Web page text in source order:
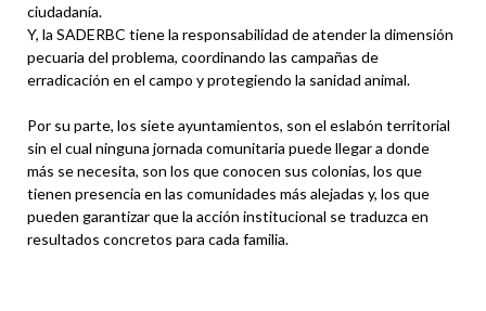
ciudadanía.
Y, la SADERBC tiene la responsabilidad de atender la dimensión
pecuaria del problema, coordinando las campañas de
erradicación en el campo y protegiendo la sanidad animal.
Por su parte, los siete ayuntamientos, son el eslabón territorial
sin el cual ninguna jornada comunitaria puede llegar a donde
más se necesita, son los que conocen sus colonias, los que
tienen presencia en las comunidades más alejadas y, los que
pueden garantizar que la acción institucional se traduzca en
resultados concretos para cada familia.